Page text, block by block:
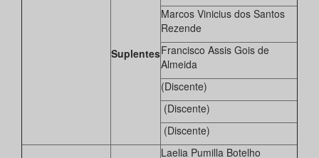
Suplentes
Marcos Vinicius dos Santos
Rezende
Francisco Assis Gois de
Almeida
(Discente)
(Discente)
(Discente)
Laelia Pumilla Botelho